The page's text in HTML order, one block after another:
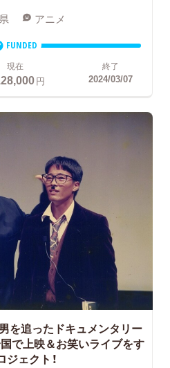
アニメ
FUNDED
現在
円
終了
2024/03/07
を追ったドキュメンタリー
国で上映＆お笑いライブをす
ジェクト！